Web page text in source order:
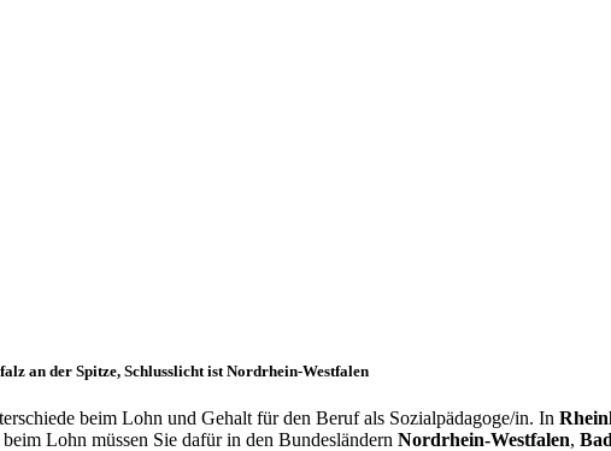
an der Spitze, Schlusslicht ist Nordrhein-Westfalen
beim Lohn und Gehalt für den Beruf als Sozialpädagoge/in. In
Lohn müssen Sie dafür in den Bundesländern Nordrhein-Westfalen,